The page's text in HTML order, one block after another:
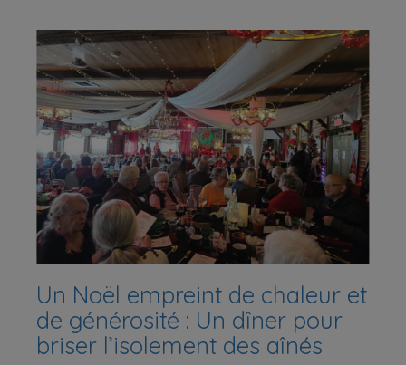
Un Noël empreint de chaleur et
de générosité : Un dîner pour
briser l’isolement des aînés